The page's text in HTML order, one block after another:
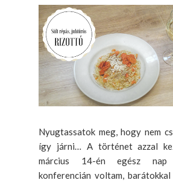
Nyugtassatok meg, hogy nem
így járni… A történet azzal
március 14-én egész nap
konferencián voltam,